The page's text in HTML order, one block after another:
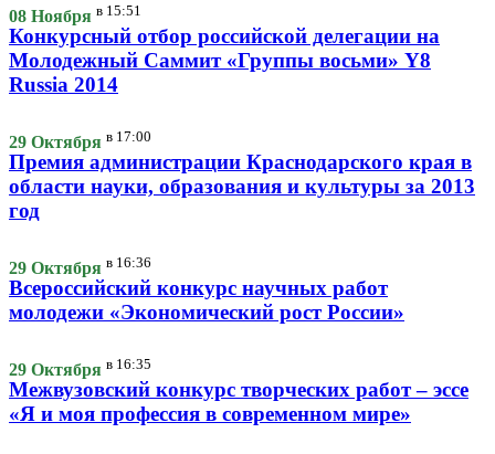
08 Ноября в 15:51
Конкурсный отбор российской делегации на
Молодежный Саммит «Группы восьми» Y8
Russia 2014
29 Октября в 17:00
Премия администрации Краснодарского края в
области науки, образования и культуры за 2013
год
29 Октября в 16:36
Всероссийский конкурс научных работ
молодежи «Экономический рост России»
29 Октября в 16:35
Межвузовский конкурс творческих работ – эссе
«Я и моя профессия в современном мире»